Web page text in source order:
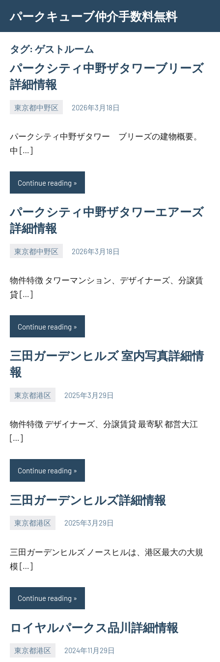
content
パークキューブ仲介手数料無料
タグ: ゲストルーム
パークシティ中野ザタワーブリーズ
詳細情報
東京都中野区 2026年3月18日
SEZIMO
パークシティ中野ザタワー ブリーズの建物概要。
中 […]
Continue reading
パークシティ中野ザタワーエアーズ
詳細情報
東京都中野区 2026年3月18日
SEZIMO
物件特徴 タワーマンション、デザイナーズ、分譲賃
貸 […]
Continue reading
三田ガーデンヒルズ 室内写真詳細情
報
東京都港区 2025年3月29日
SEZIMO
物件特徴 デザイナーズ、分譲賃貸 最寄駅 都営大江
[…]
Continue reading
三田ガーデンヒルズ詳細情報
東京都港区 2025年3月29日
SEZIMO
三田ガーデンヒルズ ノースヒルは、港区最大の大規
模 […]
Continue reading
ロイヤルパークス品川詳細情報
東京都港区 2024年11月29日
SEZIMO